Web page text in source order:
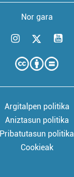
Nor gara
Argitalpen politika
Aniztasun politika
Pribatutasun politika
Cookieak